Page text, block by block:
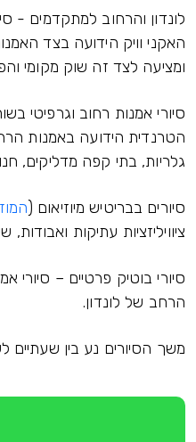
לונדון והרחוב למתקדמים -
האקני וויק הידועה בצד
ומציעה לצד זה שוק מקומי
סיורי אמנות רחוב וגרפיטי
הטרנדית הידועה באמנות
גלריות, בתי קפה מדליקים,
סיורים בבריטיש מיוזיאום (
ציוויליזציות עתיקות ואבודות,
סיורי בוטיק פרטיים – סיורי
הרחב של לונדון.
משך הסיורים נע בין שעתיים